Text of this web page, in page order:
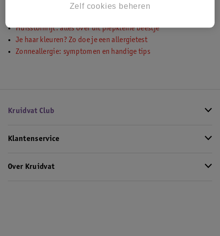
Allergie: wat is het precies en wat kun je doen?
Huisstofmijt: alles over dit piepkleine beestje
Je haar kleuren? Zo doe je een allergietest
Zonneallergie: symptomen en handige tips
Kruidvat Club
Klantenservice
Over Kruidvat
Zelf cookies beheren